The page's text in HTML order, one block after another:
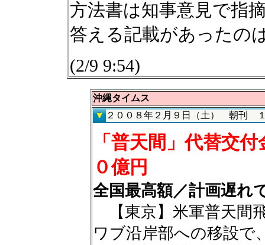
方法書は知事意見で指
答える記載があったの
(2/9 9:54)
沖縄タイムス
２００８年２月９日（土） 朝刊
「普天間」代替交
０億円
全国最高額／計画遅れ
【東京】米軍普天間
ワブ沿岸部への移設で